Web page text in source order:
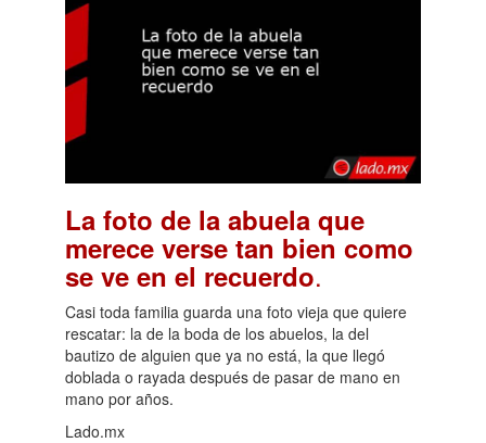
La foto de la abuela que
merece verse tan bien como
se ve en el recuerdo.
Casi toda familia guarda una foto vieja que quiere
rescatar: la de la boda de los abuelos, la del
bautizo de alguien que ya no está, la que llegó
doblada o rayada después de pasar de mano en
mano por años.
Lado.mx